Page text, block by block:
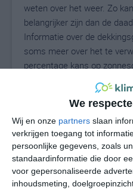
We
Wij en onze partners slaan
verkrijgen toegang tot
persoonlijke gegevens, zoals
standaardinformatie die door
voor gepersonaliseerde
inhoudsmeting,
weten over het weer. Zo
belangrijker zijn dan de
Informatie over de
soms meer over het te
percentage kans op
uitgebreide
25°C